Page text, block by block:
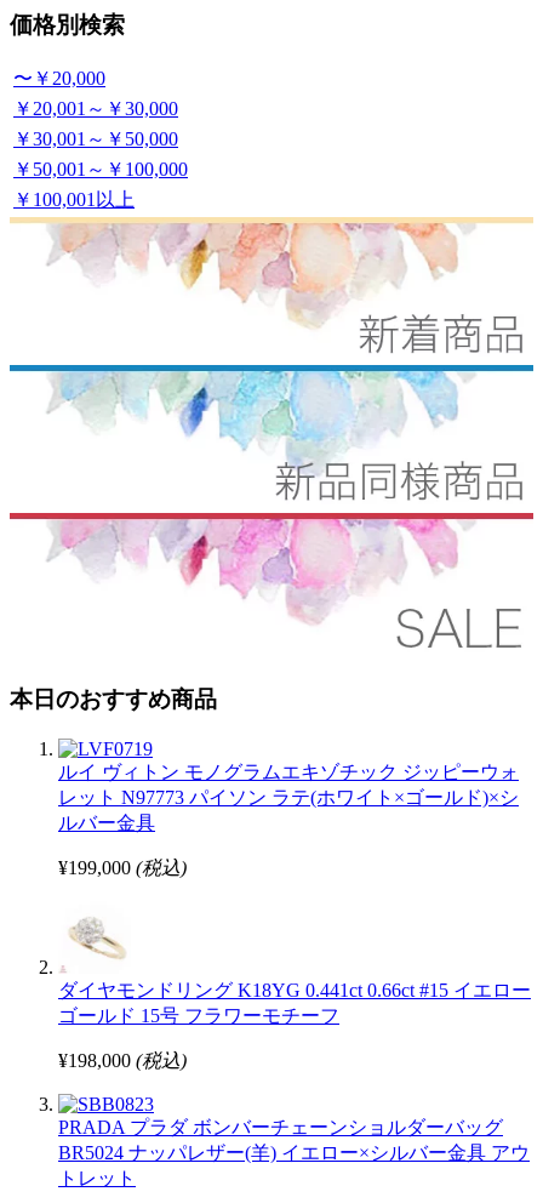
価格別検索
〜￥20,000
￥20,001～￥30,000
￥30,001～￥50,000
￥50,001～￥100,000
￥100,001以上
本日のおすすめ商品
ルイ ヴィトン モノグラムエキゾチック ジッピーウォ
レット N97773 パイソン ラテ(ホワイト×ゴールド)×シ
ルバー金具
¥199,000 (税込)
ダイヤモンドリング K18YG 0.441ct 0.66ct #15 イエロー
ゴールド 15号 フラワーモチーフ
¥198,000 (税込)
PRADA プラダ ボンバーチェーンショルダーバッグ
BR5024 ナッパレザー(羊) イエロー×シルバー金具 アウ
トレット